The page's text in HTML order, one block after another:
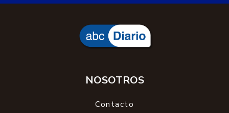
NOSOTROS
Contacto